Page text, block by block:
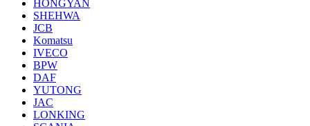
HONGYAN
SHEHWA
JCB
Komatsu
IVECO
BPW
DAF
YUTONG
JAC
LONKING